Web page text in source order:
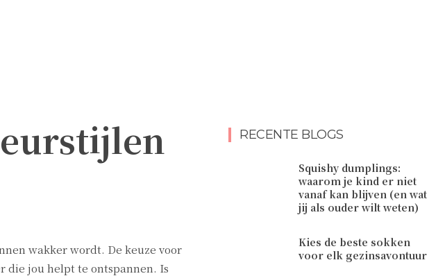
wakker wordt. De keuze voor
jou helpt te ontspannen. Is
RECENTE BLOGS
Squishy dumplings:
waarom je kind er niet
vanaf kan blijven (en wat
jij als ouder wilt weten)
Kies de beste sokken
voor elk gezinsavontuur